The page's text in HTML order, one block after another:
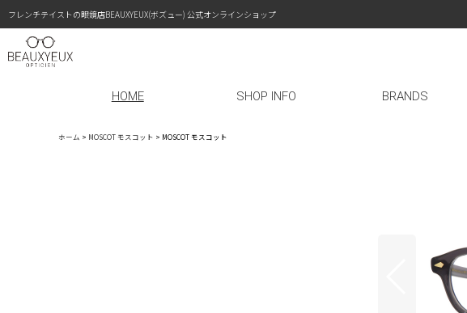
フレンチテイストの眼鏡店BEAUXYEUX(ボズュー) 公式オンラインショップ
HOME SHOP INFO BRANDS
ホーム > MOSCOT モスコット > MOSCOT モスコット